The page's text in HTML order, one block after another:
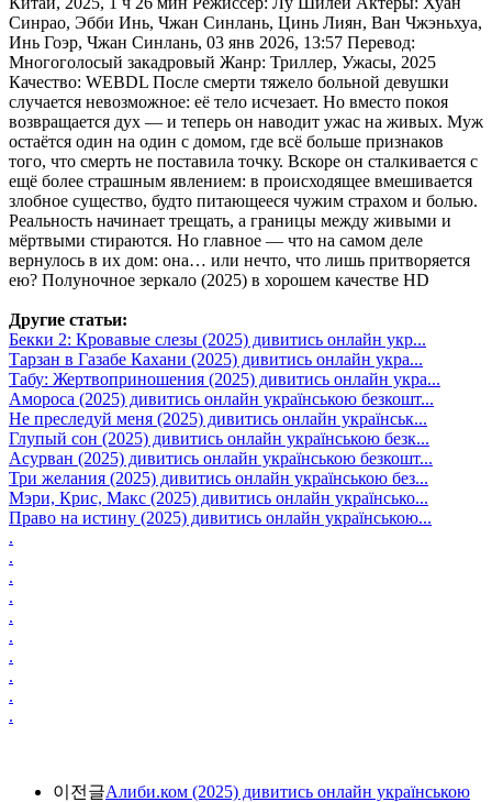
Синрао, Эбби Инь, Чжан Синлань, Цинь Лиян, Ван Чжэньхуа,
Инь Гоэр, Чжан Синлань, 03 янв 2026, 13:57 Перевод:
Многоголосый закадровый Жанр: Триллер, Ужасы, 2025
Качество: WEBDL После смерти тяжело больной девушки
случается невозможное: её тело исчезает. Но вместо покоя
возвращается дух — и теперь он наводит ужас на живых. Муж
остаётся один на один с домом, где всё больше признаков
того, что смерть не поставила точку. Вскоре он сталкивается с
ещё более страшным явлением: в происходящее вмешивается
злобное существо, будто питающееся чужим страхом и болью.
Реальность начинает трещать, а границы между живыми и
мёртвыми стираются. Но главное — что на самом деле
вернулось в их дом: она… или нечто, что лишь притворяется
ею? Полуночное зеркало (2025) в хорошем качестве HD
Другие статьи:
Бекки 2: Кровавые слезы (2025) дивитись онлайн укр...
Тарзан в Газабе Кахани (2025) дивитись онлайн укра...
Табу: Жертвоприношения (2025) дивитись онлайн укра...
Амороса (2025) дивитись онлайн українською безкошт...
Не преследуй меня (2025) дивитись онлайн українськ...
Глупый сон (2025) дивитись онлайн українською безк...
Асурван (2025) дивитись онлайн українською безкошт...
Три желания (2025) дивитись онлайн українською без...
Мэри, Крис, Макс (2025) дивитись онлайн українсько...
Право на истину (2025) дивитись онлайн українською...
.
.
.
.
.
.
.
.
.
.
이전글Алиби.ком (2025) дивитись онлайн українською